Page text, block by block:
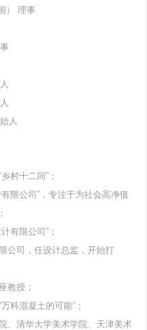
） 理事
人
村十二间”；
限公司”，专注于为社会高净值
有限公司”；
公司，任设计总监，开始打
教授；
科混凝土的可能”；
、清华大学美术学院、天津美术